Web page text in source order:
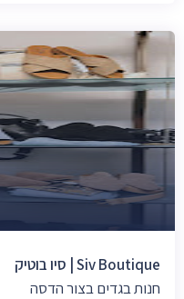
Siv Boutique | סיו בוטיק
חנות בגדים בצור הדסה